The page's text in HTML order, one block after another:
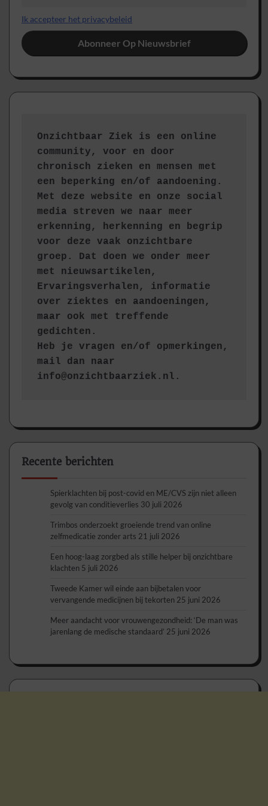
Ik accepteer het privacybeleid
Onzichtbaar Ziek is een online
community, voor en door
chronisch zieken en mensen met
een beperking en/of aandoening.
Met deze website en onze social
media streven we naar meer
erkenning, herkenning en begrip
voor deze vaak onzichtbare
groep. Dat doen we onder meer
met nieuwsartikelen,
Ervaringsverhalen, informatie
over ziektes en aandoeningen,
maar ook met treffende
gedichten.
Heb je vragen en/of opmerkingen,
mail dan naar
info@onzichtbaarziek.nl.
Recente berichten
Spierklachten bij post-covid en ME/CVS zijn niet alleen
gevolg van conditieverlies 30 juli 2026
Trimbos onderzoekt groeiende trend van online
zelfmedicatie zonder arts 21 juli 2026
Een hoog-laag zorgbed als stille helper bij onzichtbare
klachten 5 juli 2026
Tweede Kamer wil einde aan bijbetalen voor
vervangende medicijnen bij tekorten 25 juni 2026
Meer aandacht voor vrouwengezondheid: ‘De man was
jarenlang de medische standaard’ 25 juni 2026